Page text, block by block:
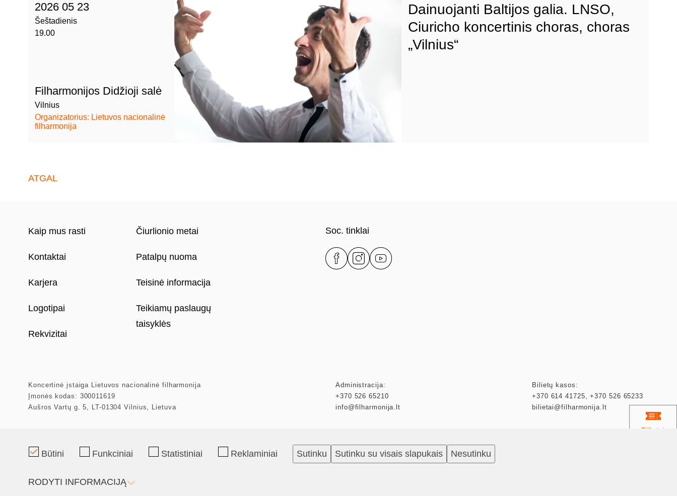
Bilietai
2026 05 23
Šeštadienis
19.00
Filharmonijos Didžioji salė
Vilnius
Organizatorius: Lietuvos nacionalinė
filharmonija
Dainuojanti Baltijos galia. LNSO,
Ciuricho koncertinis choras, choras
„Vilnius“
ATGAL
Kaip mus rasti
Kontaktai
Karjera
Logotipai
Rekvizitai
Čiurlionio metai
Patalpų nuoma
Teisinė informacija
Teikiamų paslaugų
taisyklės
Soc. tinklai
Koncertinė įstaiga Lietuvos nacionalinė filharmonija
Įmonės kodas: 300011619
Aušros Vartų g. 5, LT-01304 Vilnius, Lietuva
Administracija:
+370 526 65210
info@filharmonija.lt
Bilietų kasos:
+370 614 41725,+370 526 65233
bilietai@filharmonija.lt
Mecenatas
Būtini Funkciniai Statistiniai Reklaminiai Sutinku Sutinku su visais slapukais Nesutinku
RODYTI INFORMACIJĄ